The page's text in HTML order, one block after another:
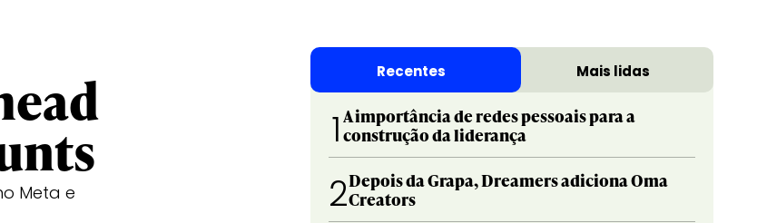
Meta e
Recentes Mais lidas
1 A importância de redes pessoais para a
construção da liderança
2Depois da Grapa, Dreamers adiciona Oma
Creators